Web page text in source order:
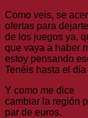
Como veis, se
ofertas para
de los juegos ya,
que vaya a haber
estoy pensando
Tenéis hasta el día
Y como me dice
cambiar la región
par de euros.